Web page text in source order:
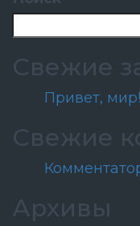
Свежие
Привет, мир!
Свежие
Архивы